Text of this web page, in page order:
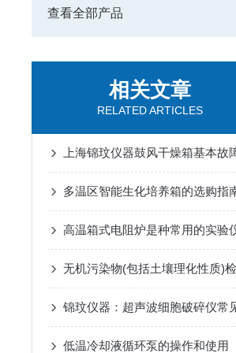
查看全部产品
相关文章
RELATED ARTICLES
多温区智能生化培养箱的选购指
高温箱式电阻炉是种常用的实验
低温冷却液循环泵的操作和使用